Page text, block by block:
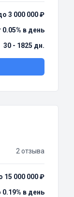
3 000 000 ₽
0.05% в день
30 - 1825 дн.
2 отзыва
15 000 000 ₽
0.19% в день